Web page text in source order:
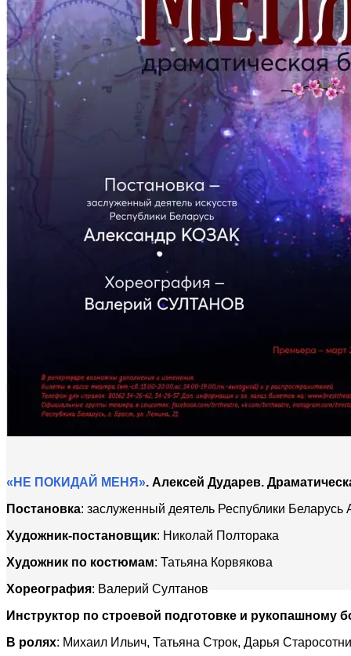
«НЕ ПОКИДАЙ МЕНЯ». Алексей Дударев.
Постановка: заслуженный деятель Республики Беларусь
Художник-постановщик: Николай Полторака
Художник по костюмам: Татьяна Корвякова
Хореография: Валерий Султанов
Инструктор по строевой подготовке и рукопашному
В ролях: Михаил Ильич, Татьяна Строк, Дарья